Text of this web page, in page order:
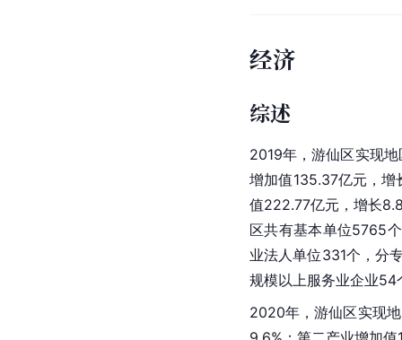
经济
综述
2019年，游仙区实现地
增加值135.37亿元，增
值222.77亿元，增长
区共有基本单位5765
业法人单位331个，分
规模以上服务业企业54
2020年，游仙区实现